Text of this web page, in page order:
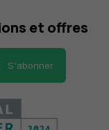
et offres
S'abonner